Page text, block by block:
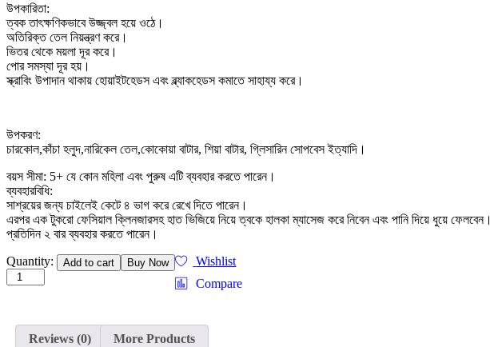
উপকারিতা:
ত্বক তাৎক্ষণিকভাবে উজ্জ্বল হয়ে ওঠে।
অতিরিক্ত তেল নিয়ন্ত্রণ করে।
ভিতর থেকে ময়লা দূর করে।
পোর সমস্যা দূর হয়।
স্ক্রাবিং উপাদান থাকায় হোয়াইটহেডস এবং ব্ল্যাকহেডস কমাতে সাহায্য করে।
উপকরণ:
চারকোল,কাঁচা হলুদ,নারিকেল তেল,কোকোয়া বাটার, শিয়া বাটার, গ্লিসারিন সোপবেস ইত্যাদি।
বয়স সীমা: 5+ যে কোন মহিলা এবং পুরুষ এটি ব্যবহার করতে পারেন।
ব্যবহারবিধি:
সাশ্রয়ের জন্য চাইলেই কেটে ৪ ভাগ করে রেখে দিতে পারেন।
এরপর এক টুকরো ফেসিয়াল ক্লিনজারসহ হাত ভিজিয়ে নিয়ে ত্বকে হালকা ম্যাসেজ করে নিবেন এবং পানি দিয়ে ধুয়ে ফেলবেন।
প্রতিদিন ২ বার ব্যবহার করতে পারেন।
Charcoal
Facial
Cleanser
Quantity: Add to cart Buy Now
Wishlist
Compare
Reviews (0) More Products